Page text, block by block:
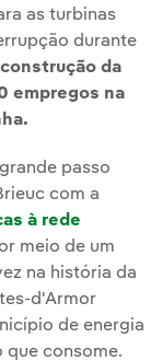
as turbinas
durante
da
empregos na
passo
com a
à rede
meio de um
na história da
d'Armor
de energia
consome.